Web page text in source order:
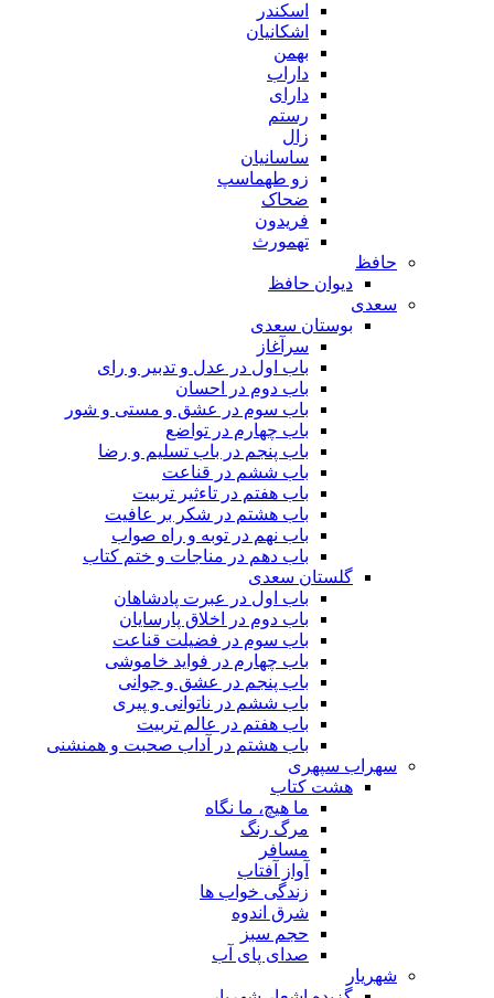
اسکندر
اشکانیان
بهمن
داراب
دارای
رستم
زال
ساسانیان
زو طهماسپ‏
ضحاک
فریدون
تهمورث
حافظ
دیوان حافظ
سعدی
بوستان سعدی
سرآغاز
باب اول در عدل و تدبیر و رای
باب دوم در احسان
باب سوم در عشق و مستی و شور
باب چهارم در تواضع
باب پنجم در باب تسلیم و رضا
باب ششم در قناعت
باب هفتم در تاءثیر تربیت
باب هشتم در شکر بر عافیت
باب نهم در توبه و راه صواب
باب دهم در مناجات و ختم کتاب
گلستان سعدی
باب اول در عبرت پادشاهان
باب دوم در اخلاق پارسایان
باب سوم در فضیلت قناعت
باب چهارم در فواید خاموشى
باب پنجم در عشق و جوانى
باب ششم در ناتوانى و پیرى
باب هفتم در عالم تربیت
باب هشتم در آداب صحبت و همنشنى
سهراب سپهری
هشت کتاب
ما هیچ، ما نگاه
مرگ رنگ
مسافر
آواز آفتاب
زندگی خواب ها
شرق اندوه
حجم سبز
صدای پای آب
شهریار